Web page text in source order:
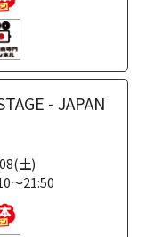
- JAPAN
土)
～21:50